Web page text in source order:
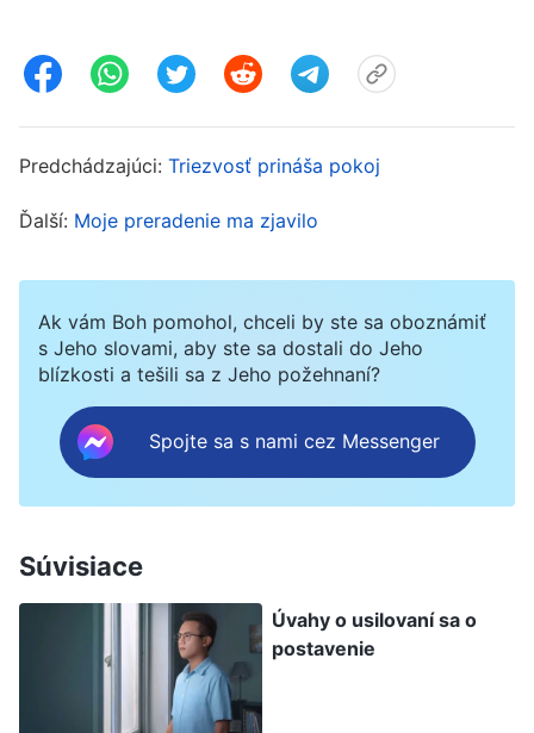
spoločenstve poukázala na jeho problémy. Ak to
lepší? Každý si určite bude myslieť, že Emily
budú mať vysokú mienku. Neohrozí to moje
považovala za svoju najväčšiu hrozbu. Začala
som si veľmi chrániť prácu, za ktorú som bola
priamo zodpovedná, a nedala som jej žiadne
šance zapojiť sa. Vodca nás zvyčajne požiadal,
aby sme spolu diskutovali o práci, ja som však
nebola ochotná ju do toho zapájať. Cítila som, že
neschopná. Vari som túto prácu nezvládala v
pohode aj bez nej? Tak som sa vyhovárala a
odmietla jej zapojenie. Vodcovi som povedala, že
som už veci zvládla, alebo že problémy nie sú
Predchádzajúci: Triezvosť prináša pokoj
Ďalší: Moje preradenie ma zjavilo
Ak vám Boh pomohol, chceli by ste sa oboznámiť
s Jeho slovami, aby ste sa dostali do Jeho
blízkosti a tešili sa z Jeho požehnaní?
Spojte sa s nami cez Messenger
Súvisiace
Úvahy o usilovaní sa o
postavenie